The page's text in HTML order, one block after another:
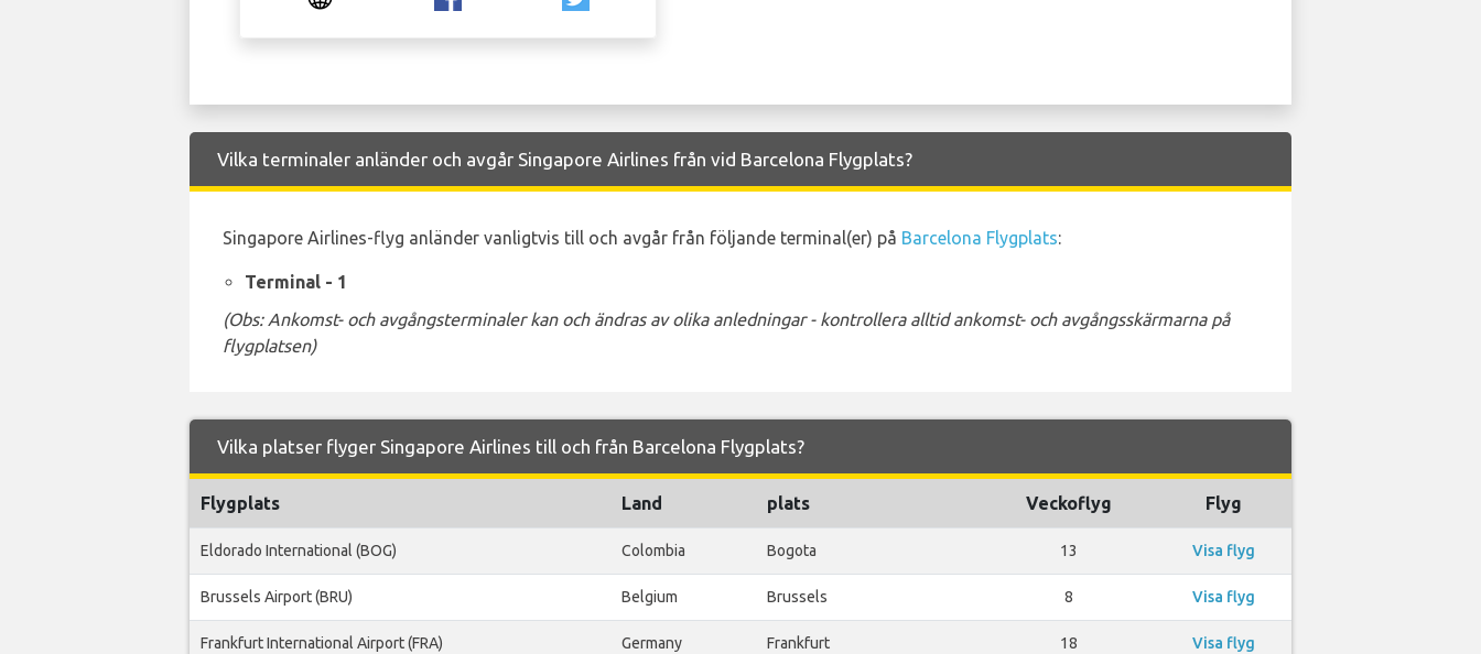
Vilka terminaler anländer och avgår Singapore Airlines från vid Barcelona Flygplats?
Singapore Airlines-flyg anländer vanligtvis till och avgår från följande terminal(er) på Barcelona Flygplats:
Terminal - 1
(Obs: Ankomst- och avgångsterminaler kan och ändras av olika anledningar - kontrollera alltid ankomst- och avgångsskärmarna på
flygplatsen)
Vilka platser flyger Singapore Airlines till och från Barcelona Flygplats?
Flygplats Land plats Veckoflyg Flyg
Eldorado International (BOG) Colombia Bogota 13 Visa flyg
Brussels Airport (BRU) Belgium Brussels 8 Visa flyg
Frankfurt International Airport (FRA) Germany Frankfurt 18 Visa flyg